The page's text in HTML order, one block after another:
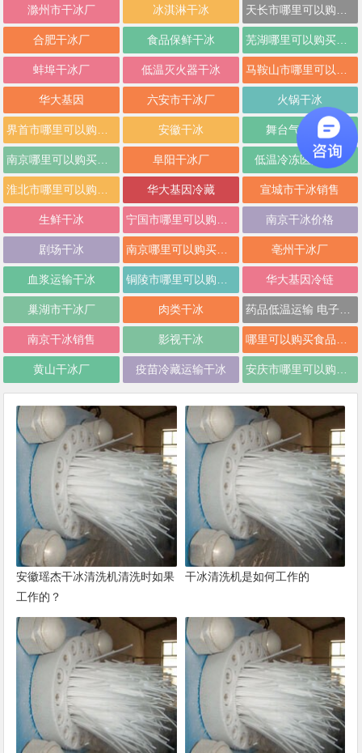
滁州市干冰厂 冰淇淋干冰 天长市哪里可以购买干冰明光市哪里可以购买干冰
合肥干冰厂 食品保鲜干冰 芜湖哪里可以购买干冰
蚌埠干冰厂 低温灭火器干冰 马鞍山市哪里可以购买干冰
华大基因 六安市干冰厂 火锅干冰
界首市哪里可以购买干冰 安徽干冰 舞台气氛干冰
南京哪里可以购买干冰价格 阜阳干冰厂 低温冷冻医疗干冰
淮北市哪里可以购买干冰 华大基因冷藏 宣城市干冰销售
生鲜干冰 宁国市哪里可以购买干冰 南京干冰价格
剧场干冰 南京哪里可以购买干冰销售 亳州干冰厂
血浆运输干冰 铜陵市哪里可以购买干冰 华大基因冷链
巢湖市干冰厂 肉类干冰 药品低温运输 电子低温材料干冰
南京干冰销售 影视干冰 哪里可以购买食品级干冰
黄山干冰厂 疫苗冷藏运输干冰 安庆市哪里可以购买干冰
安徽瑶杰干冰清洗机清洗时如果
工作的？
干冰清洗机是如何工作的